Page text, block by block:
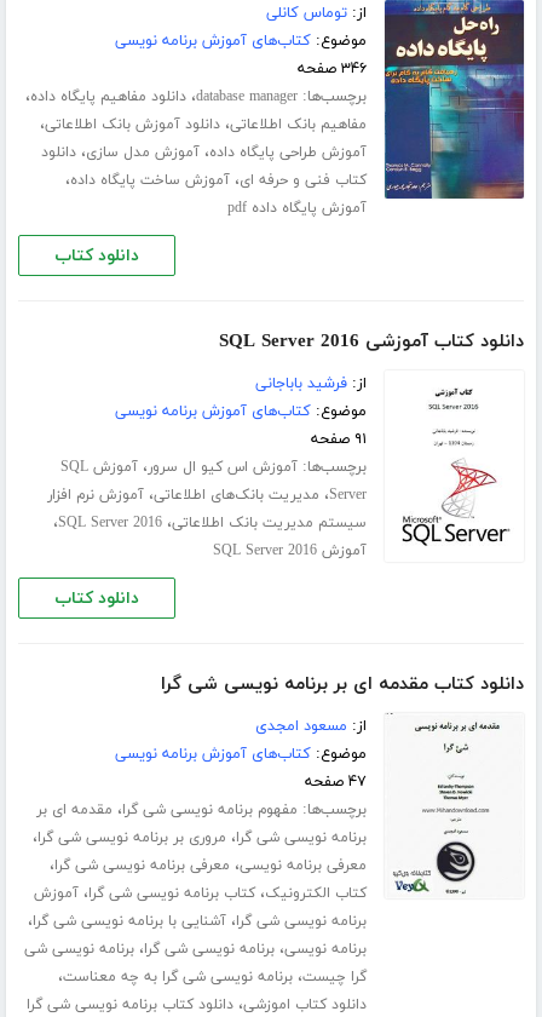
از:توماس کانلی
موضوع:کتاب‌های آموزش برنامه نویسی
۳۴۶ صفحه
برچسب‌ها:database manager،دانلود مفاهیم پایگاه داده،
مفاهیم بانک اطلاعاتی،دانلود آموزش بانک اطلاعاتی،
آموزش طراحی پایگاه داده،آموزش مدل سازی،دانلود
کتاب فنی و حرفه ای،آموزش ساخت پایگاه داده،
آموزش پایگاه داده pdf
دانلود کتاب
دانلود کتاب آموزشی SQL Server 2016
از:فرشید باباجانی
موضوع:کتاب‌های آموزش برنامه نویسی
۹۱ صفحه
برچسب‌ها:آموزش اس کیو ال سرور،
آموزش SQL
Server، مدیریت بانک‌های اطلاعاتی،آموزش نرم افزار
سیستم مدیریت بانک اطلاعاتی،SQL Server 2016،
آموزش SQL Server 2016
دانلود کتاب
دانلود کتاب مقدمه ای بر برنامه نویسی شی گرا
از: مسعود امجدی
موضوع:کتاب‌های آموزش برنامه نویسی
۴۷ صفحه
برچسب‌ها: مفهوم برنامه نویسی شی گرا، مقدمه ای بر
برنامه نویسی شی گرا، مروری بر برنامه نویسی شی گرا،
معرفی برنامه نویسی، معرفی برنامه نویسی شی گرا،
کتاب الکترونیک،کتاب برنامه نویسی شی گرا،آموزش
برنامه نویسی شی گرا،آشنایی با برنامه نویسی شی گرا،
برنامه نویسی،برنامه نویسی شی گرا،برنامه نویسی شی
گرا چیست،برنامه نویسی شی گرا به چه معناست،
دانلود کتاب اموزشی،دانلود کتاب برنامه نویسی شی گرا